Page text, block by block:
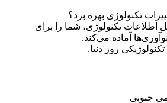
تکنولوژی بهره برد؟
اطلاعات تکنولوژی، شما را برای
آماده می‌کند.
روز دنیا.
جنوبی